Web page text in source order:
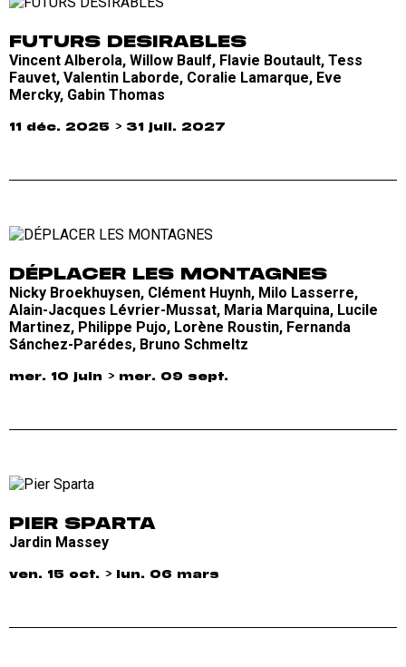
FUTURS DESIRABLES
Vincent Alberola, Willow Baulf, Flavie Boutault, Tess
Fauvet, Valentin Laborde, Coralie Lamarque, Eve
Mercky, Gabin Thomas
11 déc. 2025 > 31 juil. 2027
DÉPLACER LES MONTAGNES
Nicky Broekhuysen, Clément Huynh, Milo Lasserre,
Alain-Jacques Lévrier-Mussat, Maria Marquina, Lucile
Martinez, Philippe Pujo, Lorène Roustin, Fernanda
Sánchez-Parédes, Bruno Schmeltz
mer. 10 juin > mer. 09 sept.
PIER SPARTA
Jardin Massey
ven. 15 oct. > lun. 06 mars